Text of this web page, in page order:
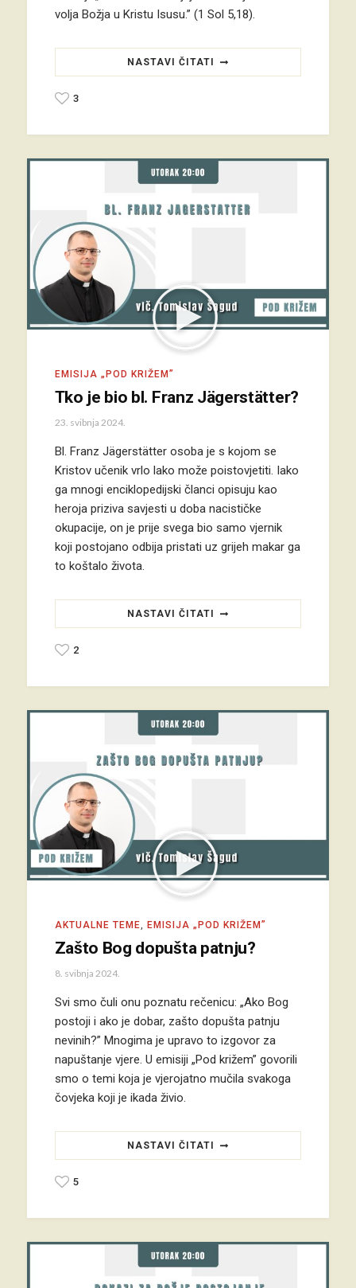
volja Božja u Kristu Isusu.” (1 Sol 5,18).
NASTAVI ČITATI
3
EMISIJA „POD KRIŽEM”
Tko je bio bl. Franz Jägerstätter?
23. svibnja 2024.
Bl. Franz Jägerstätter osoba je s kojom se
Kristov učenik vrlo lako može poistovjetiti. Iako
ga mnogi enciklopedijski članci opisuju kao
heroja priziva savjesti u doba nacističke
okupacije, on je prije svega bio samo vjernik
koji postojano odbija pristati uz grijeh makar ga
to koštalo života.
NASTAVI ČITATI
2
AKTUALNE TEME, EMISIJA „POD KRIŽEM”
Zašto Bog dopušta patnju?
8. svibnja 2024.
Svi smo čuli onu poznatu rečenicu: „Ako Bog
postoji i ako je dobar, zašto dopušta patnju
nevinih?” Mnogima je upravo to izgovor za
napuštanje vjere. U emisiji „Pod križem” govorili
smo o temi koja je vjerojatno mučila svakoga
čovjeka koji je ikada živio.
NASTAVI ČITATI
5